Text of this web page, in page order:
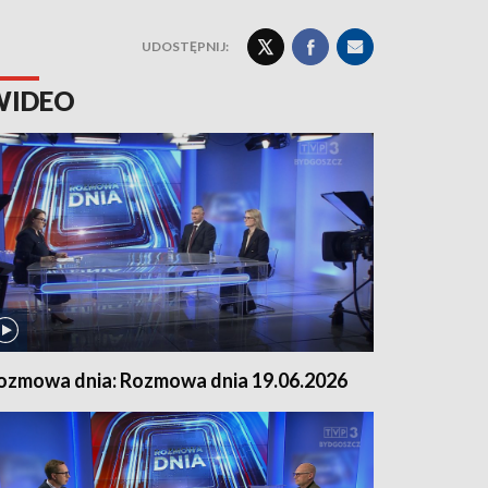
UDOSTĘPNIJ:
dnia: Rozmowa dnia 19.06.2026